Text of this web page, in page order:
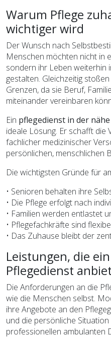
Warum Pflege
wichtiger wird
Der Wunsch nach
Menschen möchten nicht in
sondern ihr Leben weiterhin
gestalten. Gleichzeitig
Grenzen, da sie Beruf,
miteinander vereinbaren
Ein pflegedienst in der
ideale Lösung. Er schafft die
fachlicher medizinischer
persönlichen, menschlichen
Die wichtigsten Gründe für
• Senioren behalten ihre
• Die Pflege erfolgt nach
• Familien werden entlastet
• Pflegefachkräfte sind
• Das Zuhause bleibt der
Leistungen, die
Pflegedienst
Die Anforderungen an die
wie die Menschen selbst.
ihre Angebote an den
und die persönliche
professionellen ambulanten